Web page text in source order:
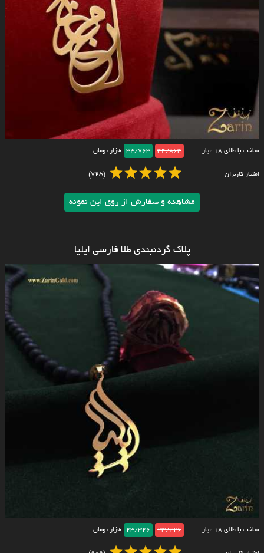
ساخت با طلای ۱۸ عیار 34/863
34/763 هزار تومان
امتیاز کاربران (725)
مشاهده و سفارش از روی این نمونه
پلاک گردنبندی طلا فارسی ایلیا
ساخت با طلای ۱۸ عیار 23/426
23/326 هزار تومان